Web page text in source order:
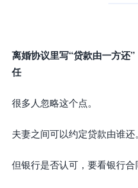
离婚协议里写“贷款由一方还
任
很多人忽略这个点。
夫妻之间可以约定贷款由谁还。
但银行是否认可，要看银行合